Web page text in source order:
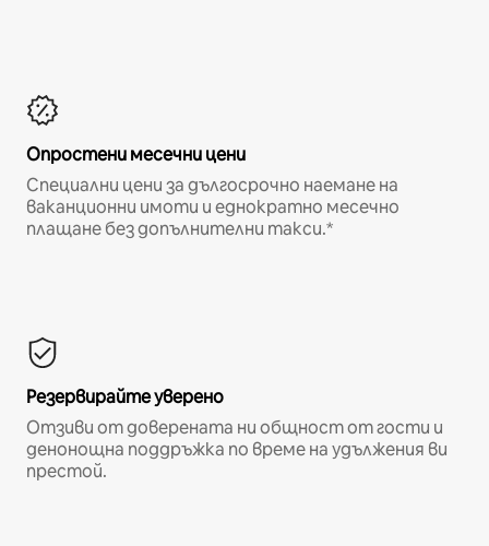
Опростени месечни цени
Специални цени за дългосрочно наемане на
ваканционни имоти и еднократно месечно
плащане без допълнителни такси.*
Резервирайте уверено
Отзиви от доверената ни общност от гости и
денонощна поддръжка по време на удължения ви
престой.